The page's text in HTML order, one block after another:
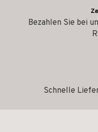
Bezahlen Sie bei
Schnelle